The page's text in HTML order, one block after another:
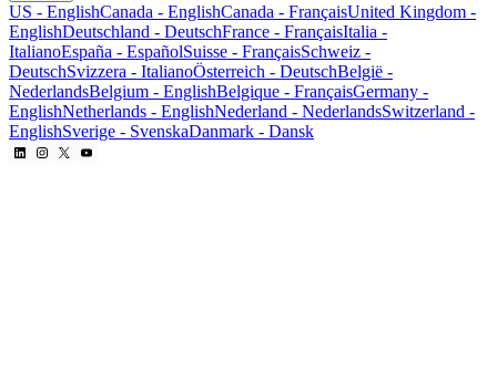
US - EnglishCanada - EnglishCanada - FrançaisUnited Kingdom -
EnglishDeutschland - DeutschFrance - FrançaisItalia -
ItalianoEspaña - EspañolSuisse - FrançaisSchweiz -
DeutschSvizzera - ItalianoÖsterreich - DeutschBelgië -
NederlandsBelgium - EnglishBelgique - FrançaisGermany -
EnglishNetherlands - EnglishNederland - NederlandsSwitzerland -
EnglishSverige - SvenskaDanmark - Dansk